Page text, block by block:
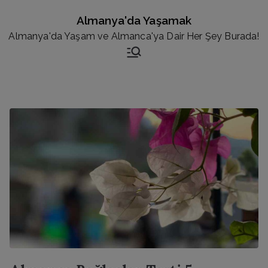
Almanya'da Yaşamak
Almanya'da Yaşam ve Almanca'ya Dair Her Şey Burada!